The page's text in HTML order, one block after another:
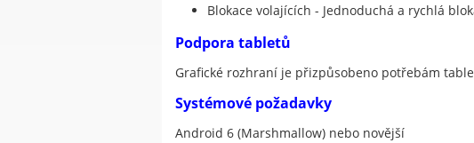
Blokace volajících - Jednoduchá a rychlá
Podpora tabletů
Grafické rozhraní je přizpůsobeno potřebám
Systémové požadavky
Android 6 (Marshmallow) nebo novější